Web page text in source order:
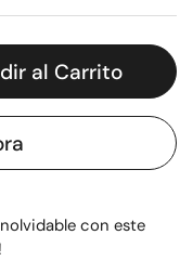
al Carrito
con este